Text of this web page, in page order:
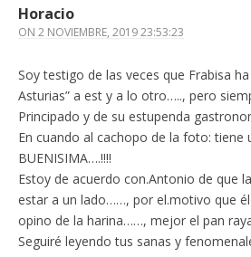
Horacio
ON 2 NOVIEMBRE, 2019 23:53:23
Soy testigo de las veces que Frabisa
Asturias” a est y a lo otro….., pero
Principado y de su estupenda
En cuando al cachopo de la foto: tiene
BUENISIMA….!!!!
Estoy de acuerdo con.Antonio de que
estar a un lado……, por el.motivo que
opino de la harina……, mejor el pan
Seguiré leyendo tus sanas y